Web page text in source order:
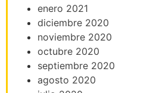
enero 2021
diciembre 2020
noviembre 2020
octubre 2020
septiembre 2020
agosto 2020